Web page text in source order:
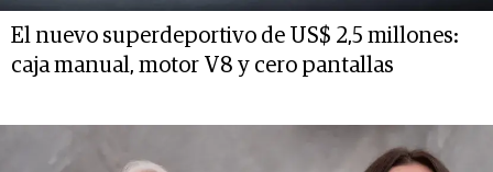
El nuevo superdeportivo de US$ 2,5 millones:
caja manual, motor V8 y cero pantallas